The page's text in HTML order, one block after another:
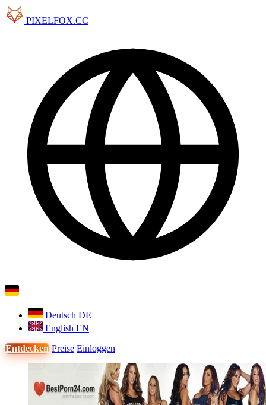
PIXELFOX.CC
Deutsch DE
English EN
Entdecken Preise Einloggen